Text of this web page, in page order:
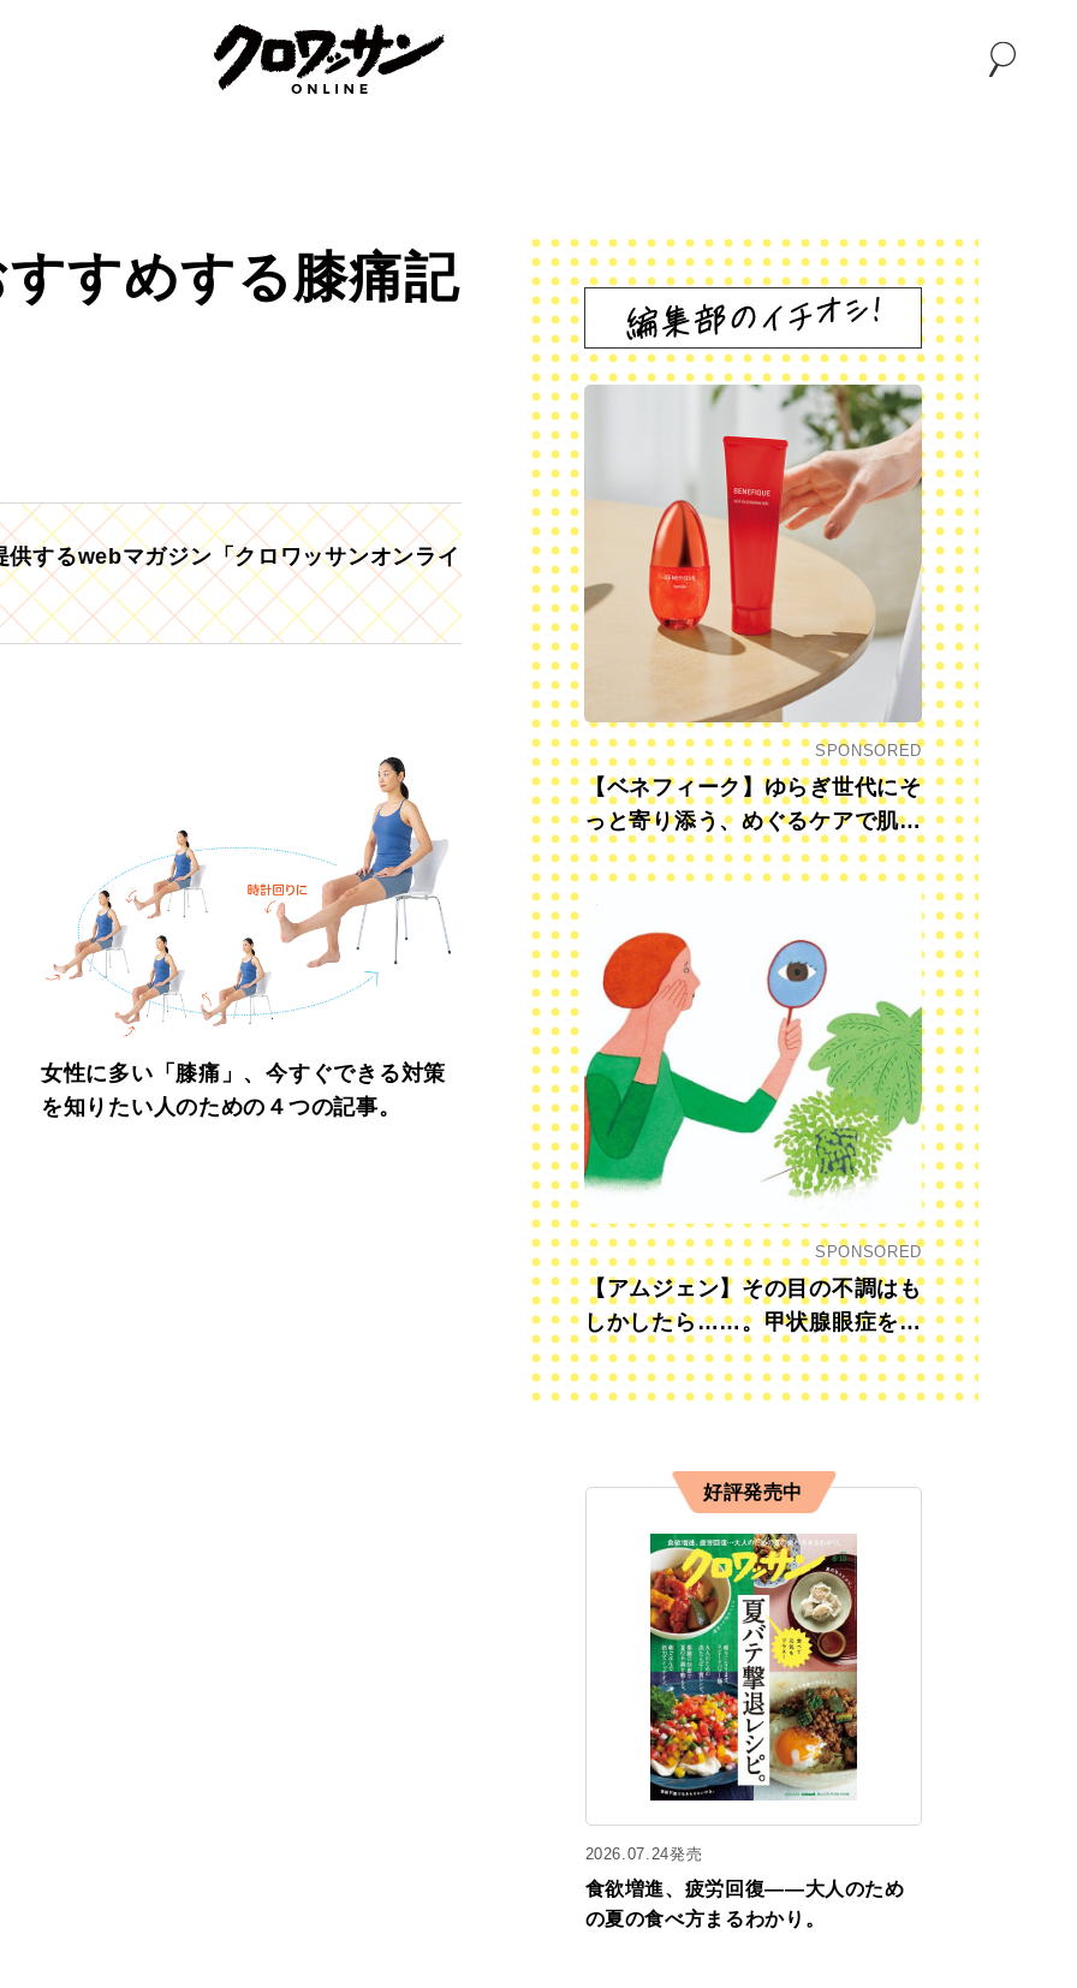
すめする膝痛記
するwebマガジン「クロワッサンオンライ
女性に多い「膝痛」、今すぐできる対策
を知りたい人のための４つの記事。
SPONSORED
【ベネフィーク】ゆらぎ世代にそ
っと寄り添う、めぐるケアで肌も
心も前向きに
SPONSORED
【アムジェン】その目の不調はも
しかしたら……。甲状腺眼症を知
っていますか？
好評発売中
2026.07.24発売
食欲増進、疲労回復——大人のため
の夏の食べ方まるわかり。